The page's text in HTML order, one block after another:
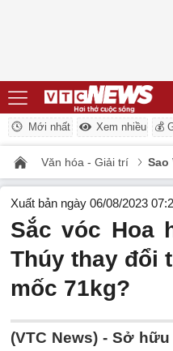
Mới nhất Xem nhiều 💰
Văn hóa - Giải trí Sao
Xuất bản ngày 06/08/2023
Sắc vóc Hoa
Thúy thay đổi
mốc 71kg?
(VTC News) -Sở hữu